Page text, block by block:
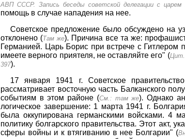
АВП СССР. Запись беседы советской делегации с царем
помощь в случае нападения на нее.
Советское предложение было обсуждено на
отклонено (Там же). Причина все та же:
Германией. Царь Борис при встрече с Гитлером
имеете верного приятеля, не оставляйте его" (Цит.
397).
17 января 1941 г. Советское
рассматривает восточную часть Балканского
событиям в этом районе (См.: там же). Однако
логическое завершение: 1 марта 1941 г.
была оккупирована германскими войсками. 4
политику болгарского правительства. Этот акт,
сферы войны и к втягиванию в нее Болгарии" (